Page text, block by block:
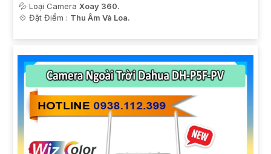
💦 Loại Camera Xoay 360.
️💠 Đặt Điểm : Thu Âm Và Loa.